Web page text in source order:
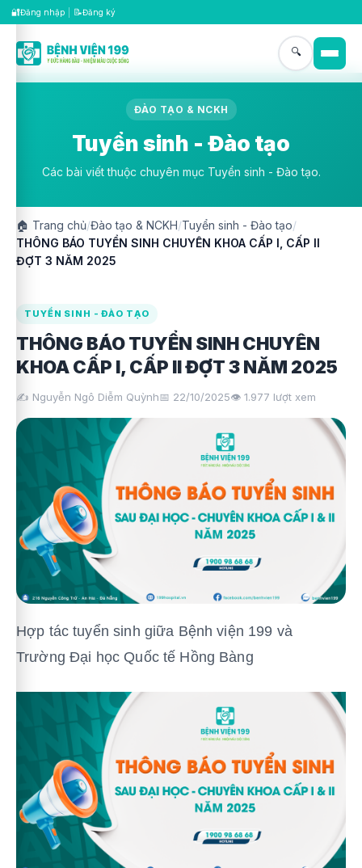
🔐Đăng nhập 📝Đăng ký
🔍
ĐÀO TẠO & NCKH
Tuyển sinh - Đào tạo
Các bài viết thuộc chuyên mục Tuyển sinh - Đào tạo.
🏠 Trang chủ/Đào tạo & NCKH/Tuyển sinh - Đào tạo/
THÔNG BÁO TUYỂN SINH CHUYÊN KHOA CẤP I, CẤP II
ĐỢT 3 NĂM 2025
TUYỂN SINH - ĐÀO TẠO
THÔNG BÁO TUYỂN SINH CHUYÊN
KHOA CẤP I, CẤP II ĐỢT 3 NĂM 2025
✍️ Nguyễn Ngô Diễm Quỳnh📅 22/10/2025👁️ 1.977 lượt xem
Hợp tác tuyển sinh giữa Bệnh viện 199 và
Trường Đại học Quốc tế Hồng Bàng